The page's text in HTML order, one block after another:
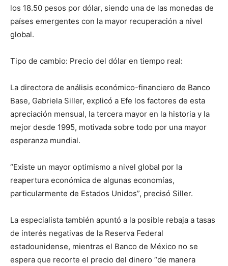
los 18.50 pesos por dólar, siendo una de las monedas de
países emergentes con la mayor recuperación a nivel
global.
Tipo de cambio: Precio del dólar en tiempo real:
La directora de análisis económico-financiero de Banco
Base, Gabriela Siller, explicó a Efe los factores de esta
apreciación mensual, la tercera mayor en la historia y la
mejor desde 1995, motivada sobre todo por una mayor
esperanza mundial.
“Existe un mayor optimismo a nivel global por la
reapertura económica de algunas economías,
particularmente de Estados Unidos”, precisó Siller.
La especialista también apuntó a la posible rebaja a tasas
de interés negativas de la Reserva Federal
estadounidense, mientras el Banco de México no se
espera que recorte el precio del dinero “de manera